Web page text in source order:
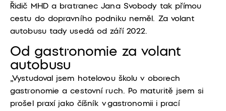
Řidič MHD a bratranec Jana Svobody tak přímou
cestu do dopravního podniku neměl.
Za volant
autobusu tady usedá od září 2022.
Od gastronomie za volant
autobusu
„Vystudoval jsem hotelovou školu v oborech
gastronomie a cestovní ruch. Po maturitě jsem si
prošel praxí jako číšník v gastronomii i prací